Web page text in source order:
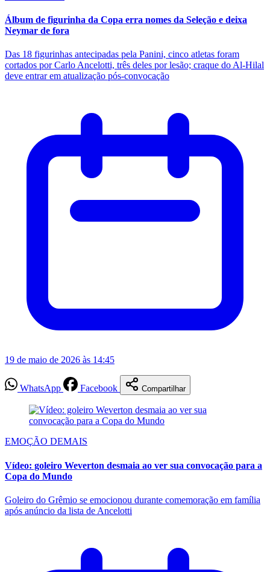
Álbum de figurinha da Copa erra nomes da Seleção e deixa
Neymar de fora
Das 18 figurinhas antecipadas pela Panini, cinco atletas foram
cortados por Carlo Ancelotti, três deles por lesão; craque do Al-Hilal
deve entrar em atualização pós-convocação
19 de maio de 2026 às 14:45
WhatsApp Facebook Compartilhar
EMOÇÃO DEMAIS
Vídeo: goleiro Weverton desmaia ao ver sua convocação para a
Copa do Mundo
Goleiro do Grêmio se emocionou durante comemoração em família
após anúncio da lista de Ancelotti